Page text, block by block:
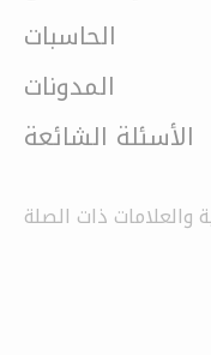
الحاسبات
المدونات
الأسئلة الشائعة
والعلامات ذات الصلة